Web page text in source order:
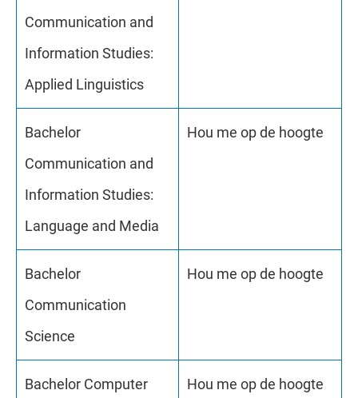
Communication and
Information Studies:
Applied Linguistics
Bachelor
Communication and
Information Studies:
Language and Media
Hou me op de hoogte
Bachelor
Communication
Science
Hou me op de hoogte
Bachelor Computer
Hou me op de hoogte